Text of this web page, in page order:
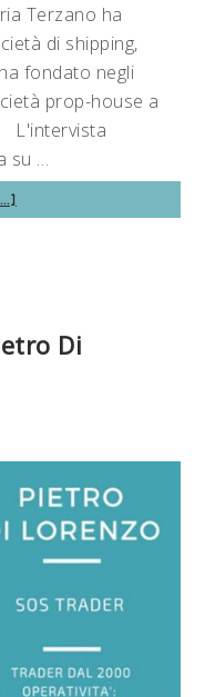
Terzano ha
di shipping,
fondato negli
prop-house a
L'intervista
su …
Di